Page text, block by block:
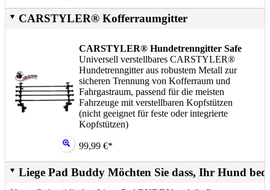
CARSTYLER® Kofferraumgitter
CARSTYLER® Hundetrenngitter Safe
Universell verstellbares CARSTYLER®
Hundetrenngitter aus robustem Metall zur
sicheren Trennung von Kofferraum und
Fahrgastraum, passend für die meisten
Fahrzeuge mit verstellbaren Kopfstützen
(nicht geeignet für feste oder integrierte
Kopfstützen)
99,99 €*
Liege Pad Buddy Möchten Sie dass, Ihr Hund